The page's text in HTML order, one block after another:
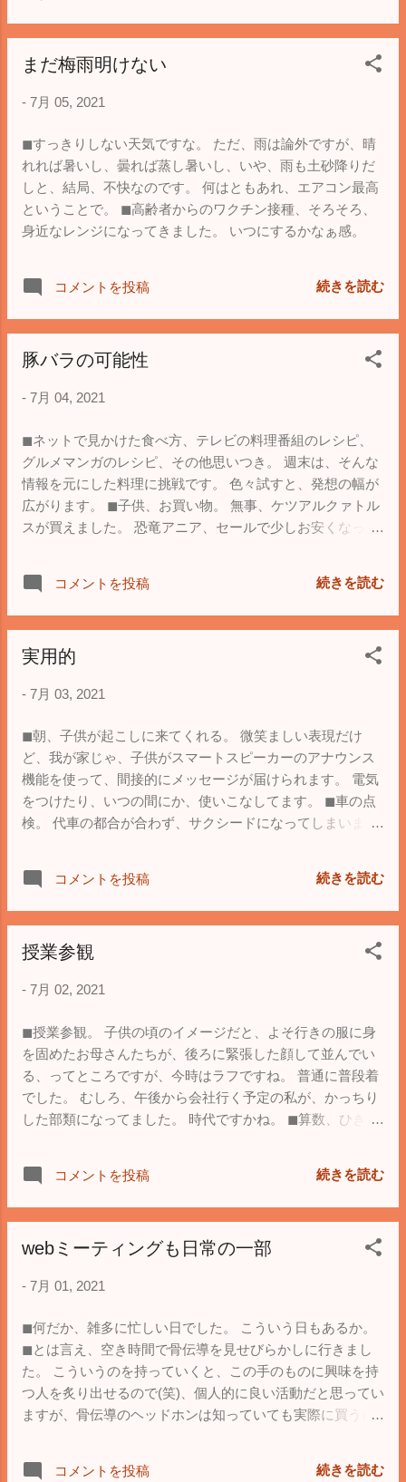
まだ梅雨明けない
- 7月 05, 2021
◼︎すっきりしない天気ですな。 ただ、雨は論外ですが、晴
れれば暑いし、曇れば蒸し暑いし、いや、雨も土砂降りだ
しと、結局、不快なのです。 何はともあれ、エアコン最高
ということで。 ◼︎高齢者からのワクチン接種、そろそろ、
身近なレンジになってきました。 いつにするかなぁ感。
コメントを投稿 続きを読む
豚バラの可能性
- 7月 04, 2021
◼︎ネットで見かけた食べ方、テレビの料理番組のレシピ、
グルメマンガのレシピ、その他思いつき。 週末は、そんな
情報を元にした料理に挑戦です。 色々試すと、発想の幅が
広がります。 ◼︎子供、お買い物。 無事、ケツアルクァトル
スが買えました。 恐竜アニア、セールで少しお安くなって
コメントを投稿 続きを読む
実用的
- 7月 03, 2021
◼︎朝、子供が起こしに来てくれる。 微笑ましい表現だけ
ど、我が家じゃ、子供がスマートスピーカーのアナウンス
機能を使って、間接的にメッセージが届けられます。 電気
をつけたり、いつの間にか、使いこなしてます。 ◼︎車の点
検。 代車の都合が合わず、サクシードになってしまいます
そして、実際に乗ってみましたが、悪くない、いや、良い
感じですね。 中途半端なミニバンや、なんちゃってSUVよ
も。 欲しかった恐竜おもちゃに手が届くようで、大喜びで
コメントを投稿 続きを読む
授業参観
- 7月 02, 2021
◼︎授業参観。 子供の頃のイメージだと、よそ行きの服に身
を固めたお母さんたちが、後ろに緊張した顔して並んでい
る、ってところですが、今時はラフですね。 普通に普段着
でした。 むしろ、午後から会社行く予定の私が、かっちり
した部類になってました。 時代ですかね。 ◼︎算数、ひき算
コメントを投稿
続きを読む
webミーティングも日常の一部
- 7月 01, 2021
◼︎何だか、雑多に忙しい日でした。 こういう日もあるか。
◼︎とは言え、空き時間で骨伝導を見せびらかしに行きまし
た。 こういうのを持っていくと、この手のものに興味を持
つ人を炙り出せるので(笑)、個人的に良い活動だと思ってい
ますが、骨伝導のヘッドホンは知っていても実際に買うに
コメントを投稿 続きを読む